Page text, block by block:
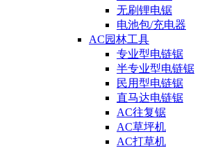
无刷锂电锯
电池包/充电器
AC园林工具
专业型电链锯
半专业型电链锯
民用型电链锯
直马达电链锯
AC往复锯
AC草坪机
AC打草机